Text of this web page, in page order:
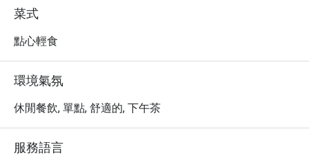
的在地食材擄獲人心。特別推薦您品嚐餐廳招牌的鮮美海
鮮拼盤，以及充滿泰式風情的特色主菜，絕對讓您的味蕾
留下深刻印象。
可以獨享高達 5 折的超值優惠，以更實惠的價格，盡情享
受這場精緻的味蕾饗宴。
菜式
點心輕食
環境氣氛
休閒餐飲, 單點, 舒適的, 下午茶
服務語言